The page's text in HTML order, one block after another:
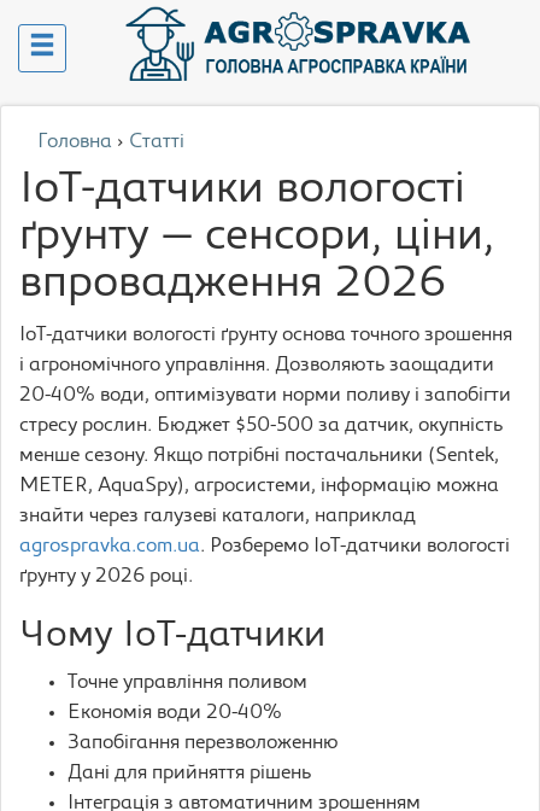
Головна › Статті
IoT-датчики вологості
ґрунту — сенсори, ціни,
впровадження 2026
IoT-датчики вологості ґрунту основа точного зрошення
і агрономічного управління. Дозволяють заощадити
20-40% води, оптимізувати норми поливу і запобігти
стресу рослин. Бюджет $50-500 за датчик, окупність
менше сезону. Якщо потрібні постачальники (Sentek,
METER, AquaSpy), агросистеми, інформацію можна
знайти через галузеві каталоги, наприклад
agrospravka.com.ua. Розберемо IoT-датчики вологості
ґрунту у 2026 році.
Чому IoT-датчики
Точне управління поливом
Економія води 20-40%
Запобігання перезволоженню
Дані для прийняття рішень
Інтеграція з автоматичним зрошенням